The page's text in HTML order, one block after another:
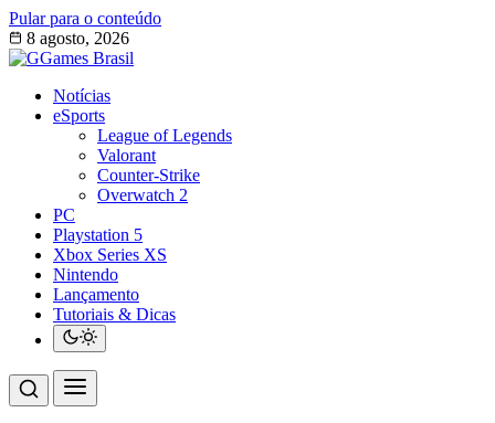
Pular para o conteúdo
8 agosto, 2026
Notícias
eSports
League of Legends
Valorant
Counter-Strike
Overwatch 2
PC
Playstation 5
Xbox Series XS
Nintendo
Lançamento
Tutoriais & Dicas